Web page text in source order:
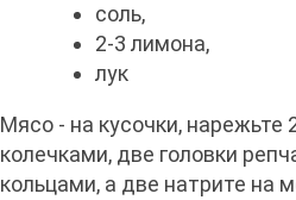
соль,
2-3 лимона,
лук
Мясо - на кусочки, нарежьте
колечками, две головки
кольцами, а две натрите на